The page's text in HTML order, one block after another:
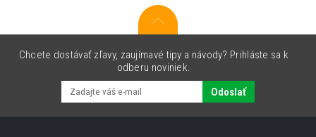
Chcete dostávať zľavy, zaujímavé tipy a návody? Prihláste sa k
odberu noviniek.
Odoslať